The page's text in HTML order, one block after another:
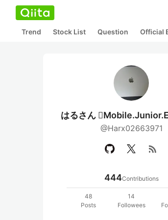
Trend Stock List Question Official
はるさん
@Harx02663971
rss_feed
444Contributions
48
Posts
14
Followees